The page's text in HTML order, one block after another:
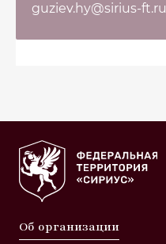
guziev.hy@sirius-ft.ru
Об организации